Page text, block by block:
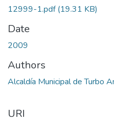
12999-1.pdf(19.31 KB)
Date
2009
Authors
Alcaldía Municipal de Turbo
URI